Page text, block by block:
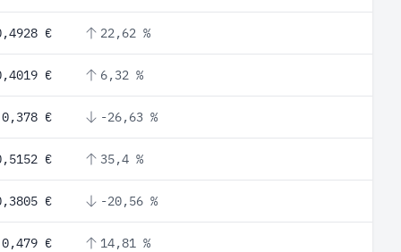
€ 22,62 %
€ 6,32 %
0,378 € -26,63 %
€ 35,4 %
€ -20,56 %
0,479 € 14,81 %